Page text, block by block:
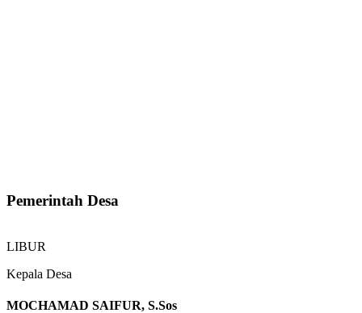
Pemerintah Desa
LIBUR
Kepala Desa
MOCHAMAD SAIFUR, S.Sos